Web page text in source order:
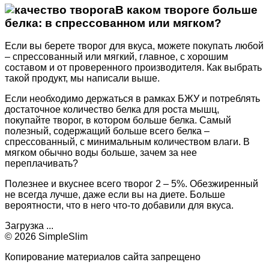
В каком твороге больше
белка: в спрессованном или мягком?
Если вы берете творог для вкуса, можете покупать любой
– спрессованный или мягкий, главное, с хорошим
составом и от проверенного производителя. Как выбрать
такой продукт, мы написали выше.
Если необходимо держаться в рамках БЖУ и потреблять
достаточное количество белка для роста мышц,
покупайте творог, в котором больше белка. Самый
полезный, содержащий больше всего белка –
спрессованный, с минимальным количеством влаги. В
мягком обычно воды больше, зачем за нее
переплачивать?
Полезнее и вкуснее всего творог 2 – 5%. Обезжиренный
не всегда лучше, даже если вы на диете. Больше
вероятности, что в него что-то добавили для вкуса.
Загрузка ...
© 2026 SimpleSlim
Копирование материалов сайта запрещено